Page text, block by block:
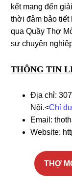
kết mang đến
thời đảm bảo tiết
qua Quầy Thợ
sự chuyên
THÔNG TIN
Địa chỉ:
Nội.<Chỉ
Email:
Website:
THỢ